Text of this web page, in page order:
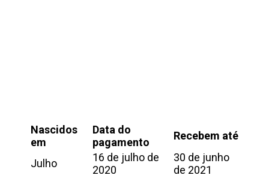
Nascidos
em
Data do
pagamento
Recebem até
Julho
16 de julho de
2020
30 de junho
de 2021